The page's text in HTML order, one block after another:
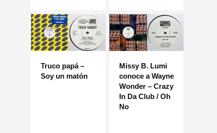
Truco papá –
Soy un matón
Missy B. Lumi
conoce a Wayne
Wonder – Crazy
In Da Club / Oh
No